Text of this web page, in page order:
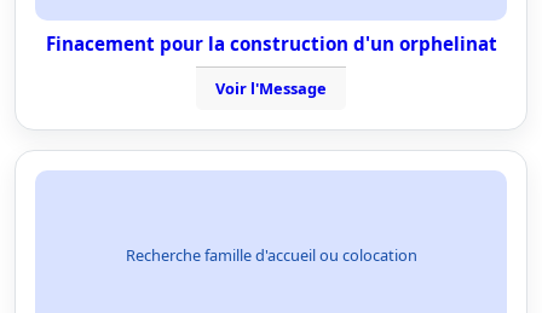
Finacement pour la construction d'un orphelinat
Voir l'Message
Recherche famille d'accueil ou colocation